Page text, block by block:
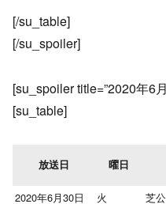
[/su_table]
[/su_spoiler]
[su_spoiler title=”2020年6
[su_table]
放送日 曜日
2020年6月30日 火 芝